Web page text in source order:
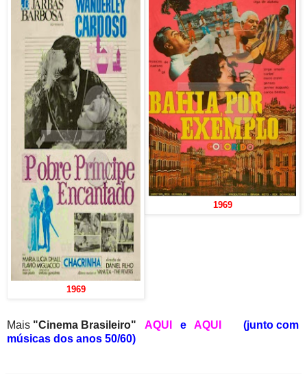
1969
1969
Mais "Cinema Brasileiro" AQUI e AQUI
(junto com
músicas dos anos 50/60)